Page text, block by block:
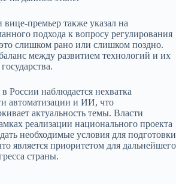
премьер также указал на
подхода к вопросу регулирования
слишком рано или слишком поздно.
между развитием технологий и их
России наблюдается нехватка
автоматизации и ИИ, что
актуальность темы. Власти
реализации национального проекта
необходимые условия для подготовки
является приоритетом для дальнейшего
страны.